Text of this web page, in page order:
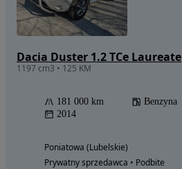
Dacia Duster 1.2 TCe Laureate
1197 cm3 • 125 KM
181 000 km Benzyna
2014
Poniatowa (Lubelskie)
Prywatny sprzedawca • Podbite